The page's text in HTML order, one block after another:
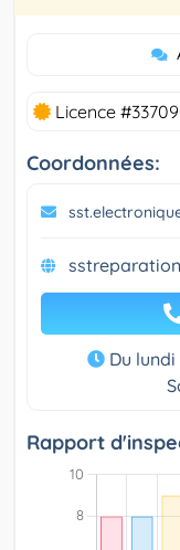
Licence
Coordonnées:
Du lundi
Rapport